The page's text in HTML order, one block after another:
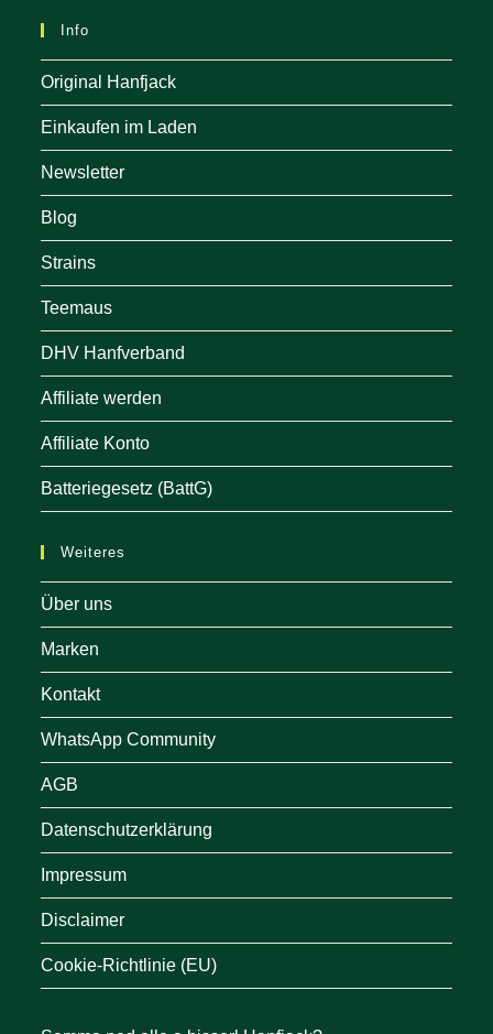
Info
Original Hanfjack
Einkaufen im Laden
Newsletter
Blog
Strains
Teemaus
DHV Hanfverband
Affiliate werden
Affiliate Konto
Batteriegesetz (BattG)
Weiteres
Über uns
Marken
Kontakt
WhatsApp Community
AGB
Datenschutzerklärung
Impressum
Disclaimer
Cookie-Richtlinie (EU)